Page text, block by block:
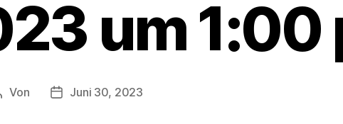
um 1:00
Von Veröffentlichungsdatum
Juni 30, 2023